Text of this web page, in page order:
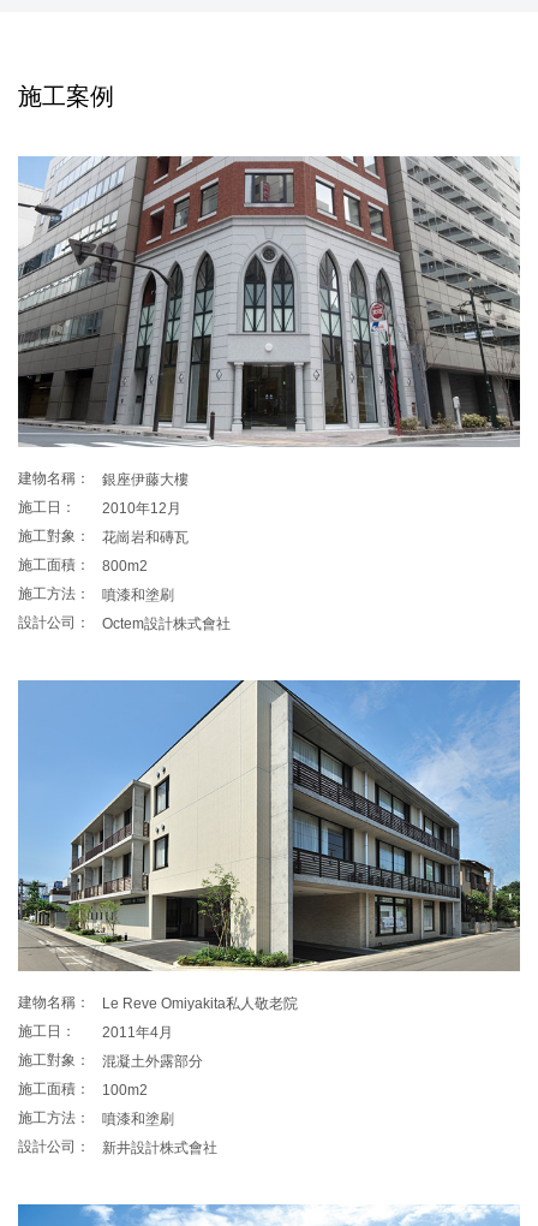
施工案例
建物名稱：
銀座伊藤大樓
施工日：
2010年12月
施工對象：
花崗岩和磚瓦
施工面積：
800m2
施工方法：
噴漆和塗刷
設計公司：
Octem設計株式會社
建物名稱：
Le Reve Omiyakita私人敬老院
施工日：
2011年4月
施工對象：
混凝土外露部分
施工面積：
100m2
施工方法：
噴漆和塗刷
設計公司：
新井設計株式會社